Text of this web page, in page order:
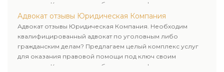
клиентам. Комплексное обслуживание физических и
юридических лиц. Индивидуальный подход к каждому
клиенту.
Адвокат отзывы Юридическая Компания
Адвокат отзывы Юридическая Компания. Необходим
квалифицированный адвокат по уголовным либо
гражданским делам? Предлагаем целый комплекс услуг
для оказания правовой помощи под ключ своим
клиентам. Комплексное обслуживание физических и